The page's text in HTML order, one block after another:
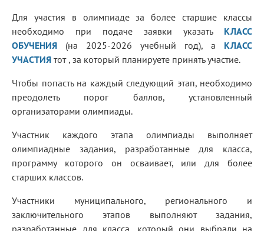
Для участия в олимпиаде за более старшие классы
необходимо при подаче заявки указать КЛАСС
ОБУЧЕНИЯ (на 2025-2026 учебный год), а КЛАСС
УЧАСТИЯ тот , за который планируете принять участие.
Чтобы попасть на каждый следующий этап, необходимо
преодолеть порог баллов, установленный
организаторами олимпиады.
Участник каждого этапа олимпиады выполняет
олимпиадные задания, разработанные для класса,
программу которого он осваивает, или для более
старших классов.
Участники муниципального, регионального и
заключительного этапов выполняют задания,
разработанные для класса, который они выбрали на